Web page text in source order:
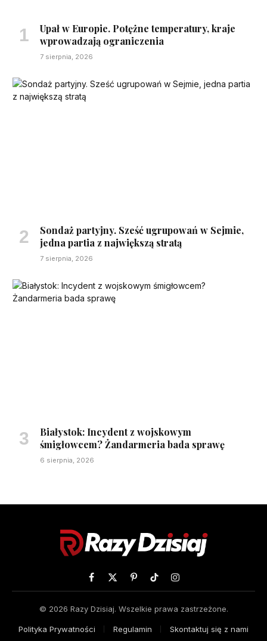
Upał w Europie. Potężne temperatury, kraje
wprowadzają ograniczenia
7 sierpnia, 2026
Sondaż partyjny. Sześć ugrupowań w Sejmie,
jedna partia z największą stratą
7 sierpnia, 2026
Białystok: Incydent z wojskowym
śmigłowcem? Żandarmeria bada sprawę
6 sierpnia, 2026
Facebook
X
PinterestTikTokInstagram
© 2026 Razy Dzisiaj. Wszelkie prawa zastrzeżone.
Polityka Prywatności Regulamin Skontaktuj się z nami